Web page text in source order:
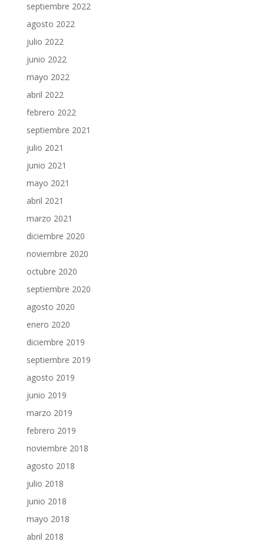
septiembre 2022
agosto 2022
julio 2022
junio 2022
mayo 2022
abril 2022
febrero 2022
septiembre 2021
julio 2021
junio 2021
mayo 2021
abril 2021
marzo 2021
diciembre 2020
noviembre 2020
octubre 2020
septiembre 2020
agosto 2020
enero 2020
diciembre 2019
septiembre 2019
agosto 2019
junio 2019
marzo 2019
febrero 2019
noviembre 2018
agosto 2018
julio 2018
junio 2018
mayo 2018
abril 2018